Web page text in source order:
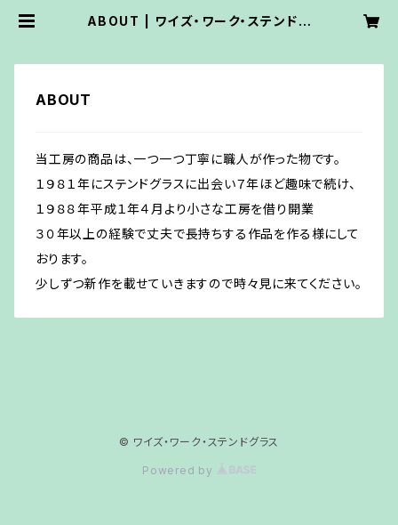
ABOUT | ワイズ・ワーク・ステンドグ
ABOUT
当工房の商品は、一つ一つ丁寧に職人が作った物です。
１９８１年にステンドグラスに出会い７年ほど趣味で続け、
１９８８年平成１年４月より小さな工房を借り開業
３０年以上の経験で丈夫で長持ちする作品を作る様にして
おります。
少しずつ新作を載せていきますので時々見に来てください。
© ワイズ・ワーク・ステンドグラス
Powered by